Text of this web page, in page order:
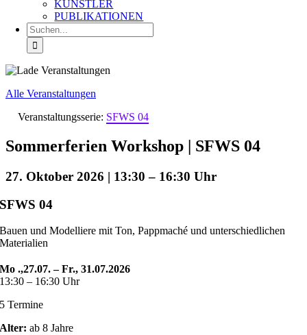
KÜNSTLER
PUBLIKATIONEN
Suche
nach:
Alle Veranstaltungen
Veranstaltungsserie: SFWS 04
Sommerferien Workshop | SFWS 04
27. Oktober 2026 | 13:30 – 16:30
SFWS 04
Bauen und Modelliere mit Ton, Pappmaché und unterschiedlichen
Materialien
Mo .,27.07. – Fr., 31.07.2026
13:30 – 16:30 Uhr
5 Termine
Alter: ab 8 Jahre